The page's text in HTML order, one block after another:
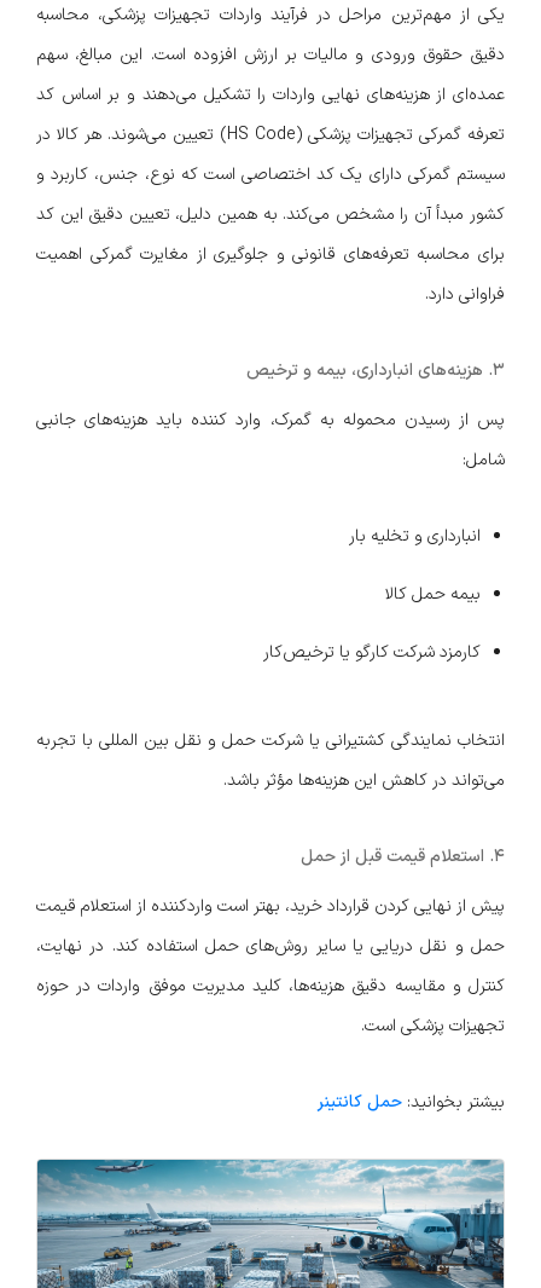
یکی از مهم‌ترین مراحل در فرآیند واردات تجهیزات پزشکی، محاسبه
دقیق حقوق ورودی و مالیات بر ارزش افزوده است. این مبالغ، سهم
عمده‌ای از هزینه‌های نهایی واردات را تشکیل می‌دهند و بر اساس کد
تعرفه گمرکی تجهیزات پزشکی (HS Code) تعیین می‌شوند. هر کالا در
سیستم گمرکی دارای یک کد اختصاصی است که نوع، جنس، کاربرد و
کشور مبدأ آن را مشخص می‌کند. به همین دلیل، تعیین دقیق این کد
برای محاسبه تعرفه‌های قانونی و جلوگیری از مغایرت گمرکی اهمیت
فراوانی دارد.
۳. هزینه‌های انبارداری، بیمه و ترخیص
پس از رسیدن محموله به گمرک، وارد کننده باید هزینه‌های جانبی
شامل:
انبارداری و تخلیه بار
بیمه حمل کالا
کارمزد شرکت کارگو یا ترخیص‌کار
انتخاب نمایندگی کشتیرانی یا شرکت حمل و نقل بین المللی با تجربه
می‌تواند در کاهش این هزینه‌ها مؤثر باشد.
۴. استعلام قیمت قبل از حمل
پیش از نهایی کردن قرارداد خرید، بهتر است واردکننده از استعلام قیمت
حمل و نقل دریایی یا سایر روش‌های حمل استفاده کند. در نهایت،
کنترل و مقایسه دقیق هزینه‌ها، کلید مدیریت موفق واردات در حوزه
تجهیزات پزشکی است.
بیشتر بخوانید: حمل کانتینر